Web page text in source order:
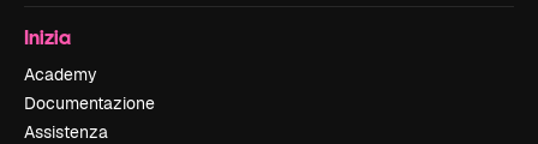
Inizia
Academy
Documentazione
Assistenza